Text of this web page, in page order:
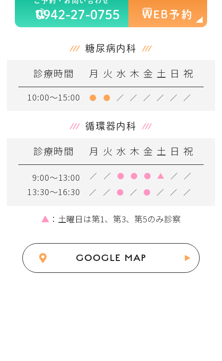
0942-27-0755 WEB予約
糖尿病内科
診療時間 月 火 水 木 金 土 日 祝
10:00～15:00 ● ● ／ ／ ／ ／ ／ ／
循環器内科
診療時間 月 火 水 木 金 土 日 祝
9:00～13:00 ／ ／ ● ● ● ▲ ／ ／
13:30～16:30 ／ ／ ● ／ ● ／ ／ ／
▲ ：土曜日は第1、第3、第5のみ診察
GOOGLE MAP